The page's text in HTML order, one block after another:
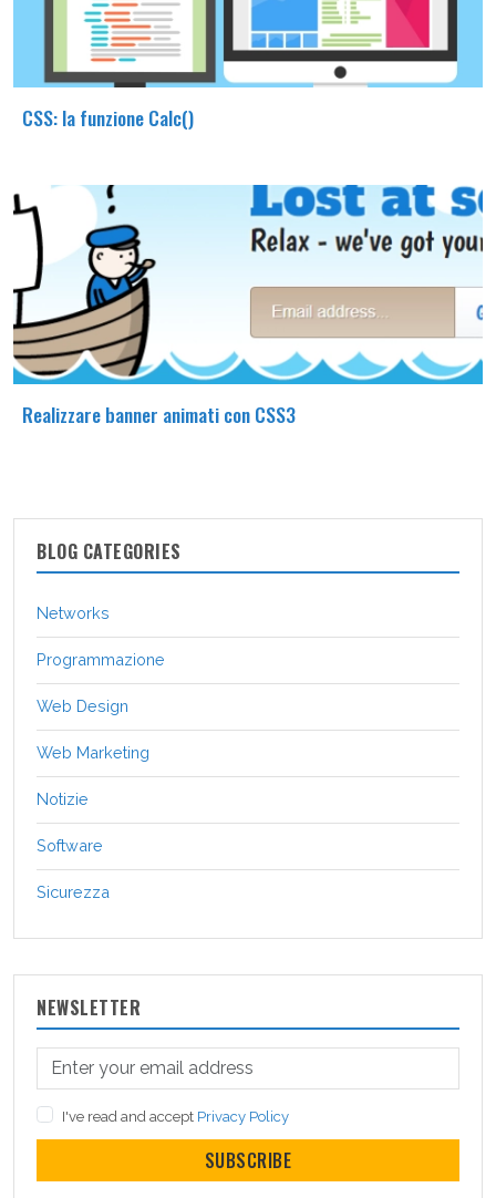
CSS: la funzione Calc()
Realizzare banner animati con CSS3
BLOG CATEGORIES
Networks
Programmazione
Web Design
Web Marketing
Notizie
Software
Sicurezza
NEWSLETTER
I've read and accept Privacy Policy
SUBSCRIBE